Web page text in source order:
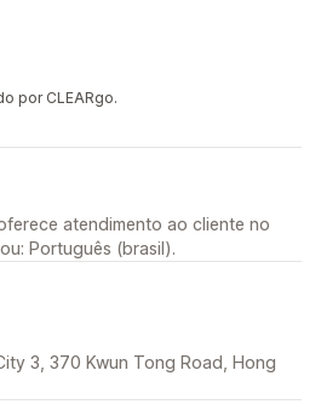
por CLEARgo.
atendimento ao cliente no
Português (brasil).
3, 370 Kwun Tong Road, Hong